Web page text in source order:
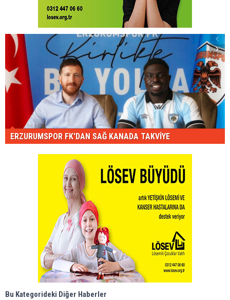
ERZURUMSPOR FK'DAN SAĞ KANADA TAKVİYE
Bu Kategorideki Diğer Haberler